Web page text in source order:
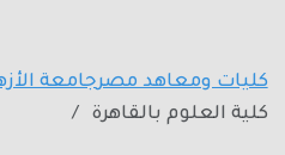
كليات ومعاهد مصرجامعة
كلية العلوم بالقاهرة